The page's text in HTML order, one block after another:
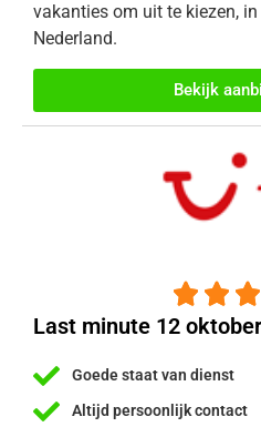
vakanties om uit te kiezen,
Nederland.
Bekijk
  
Last minute 12
Goede staat van dienst
Altijd persoonlijk contact